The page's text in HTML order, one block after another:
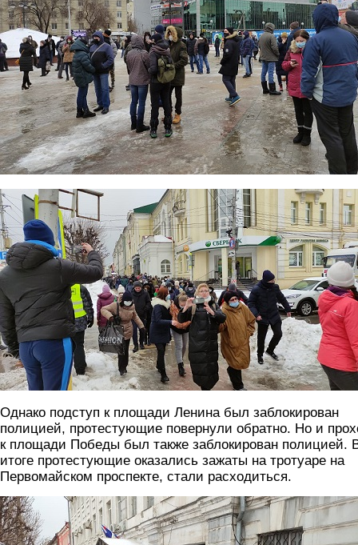
154.jpg
Однако подступ к площади Ленина был заблокирован
полицией, протестующие повернули обратно. Но и
к площади Победы был также заблокирован полицией.
итоге протестующие оказались зажаты на тротуаре на
Первомайском проспекте, стали расходиться.
150.jpg